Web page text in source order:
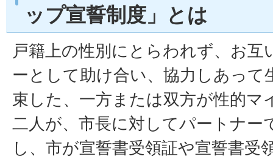
ップ宣誓制度」とは
戸籍上の性別にとらわれず、お互
ーとして助け合い、協力しあって
束した、一方または双方が性的マ
二人が、市長に対してパートナー
し、市が宣誓書受領証や宣誓書受